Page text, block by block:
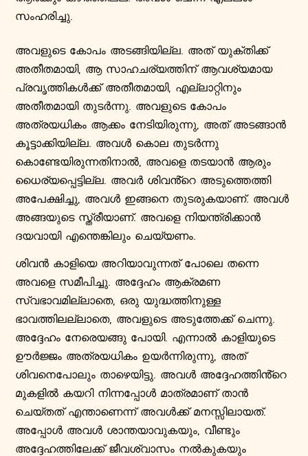
സംഹരിച്ചു.
അവളുടെ കോപം അടങ്ങിയില്ല. അത് യുക്തിക്ക്
അതീതമായി, ആ സാഹചര്യത്തിന് ആവശ്യമായ
പ്രവൃത്തികൾക്ക് അതീതമായി, എല്ലാറ്റിനും
അതീതമായി തുടർന്നു. അവളുടെ കോപം
അത്രയധികം ആക്കം നേടിയിരുന്നു, അത് അടങ്ങാൻ
കൂട്ടാക്കിയില്ല. അവൾ കൊല തുടർന്നു
കൊണ്ടേയിരുന്നതിനാൽ, അവളെ തടയാൻ ആരും
ധൈര്യപ്പെട്ടില്ല. അവർ ശിവൻ്റെ അടുത്തെത്തി
അപേക്ഷിച്ചു, അവൾ ഇങ്ങനെ തുടരുകയാണ്. അവൾ
അങ്ങയുടെ സ്ത്രീയാണ്. അവളെ നിയന്ത്രിക്കാൻ
ദയവായി എന്തെങ്കിലും ചെയ്യണം.
ശിവൻ കാളിയെ അറിയാവുന്നത് പോലെ തന്നെ
അവളെ സമീപിച്ചു. അദ്ദേഹം ആക്രമണ
സ്വഭാവമില്ലാതെ, ഒരു യുദ്ധത്തിനുള്ള
ഭാവത്തിലല്ലാതെ, അവളുടെ അടുത്തേക്ക് ചെന്നു.
അദ്ദേഹം നേരെയങ്ങു പോയി. എന്നാൽ കാളിയുടെ
ഊർജ്ജം അത്രയധികം ഉയർന്നിരുന്നു, അത്
ശിവനെപോലും താഴെയിട്ടു. അവൾ അദ്ദേഹത്തിൻ്റെ
മുകളിൽ കയറി നിന്നപ്പോൾ മാത്രമാണ് താൻ
ചെയ്തത് എന്താണെന്ന് അവൾക്ക് മനസ്സിലായത്.
അപ്പോൾ അവൾ ശാന്തയാവുകയും, വീണ്ടും
അദ്ദേഹത്തിലേക്ക് ജീവശ്വാസം നൽകുകയും